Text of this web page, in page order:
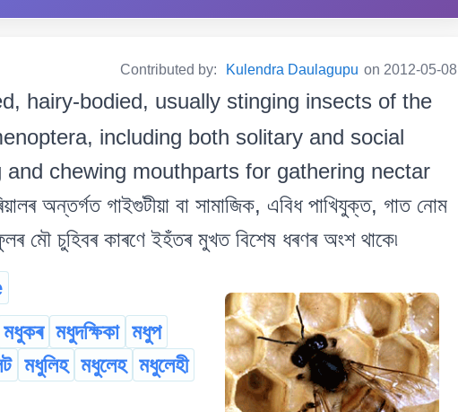
Contributed by: Kulendra Daulagupu on 2012-05-08
hairy-bodied, usually stinging insects of the
including both solitary and social
chewing mouthparts for gathering nectar
অন্তৰ্গত গাইগুটীয়া বা সামাজিক, এবিধ পাখিযুক্ত, গাত নোম
মৌ চুহিবৰ কাৰণে ইহঁতৰ মুখত বিশেষ ধৰণৰ অংশ থাকে৷
মধুকৰ মধুদক্ষিকা মধুপ
মধুলিহ মধুলেহ মধুলেহী